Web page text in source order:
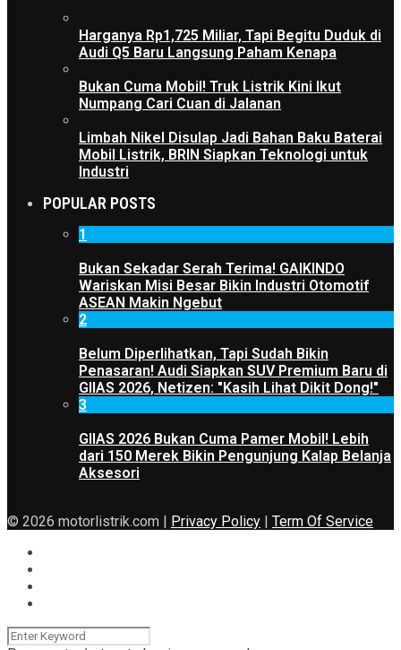
Harganya Rp1,725 Miliar, Tapi Begitu Duduk di
Audi Q5 Baru Langsung Paham Kenapa
Bukan Cuma Mobil! Truk Listrik Kini Ikut
Numpang Cari Cuan di Jalanan
Limbah Nikel Disulap Jadi Bahan Baku Baterai
Mobil Listrik, BRIN Siapkan Teknologi untuk
Industri
POPULAR POSTS
1
Bukan Sekadar Serah Terima! GAIKINDO
Wariskan Misi Besar Bikin Industri Otomotif
ASEAN Makin Ngebut
2
Belum Diperlihatkan, Tapi Sudah Bikin
Penasaran! Audi Siapkan SUV Premium Baru di
GIIAS 2026, Netizen: "Kasih Lihat Dikit Dong!"
3
GIIAS 2026 Bukan Cuma Pamer Mobil! Lebih
dari 150 Merek Bikin Pengunjung Kalap Belanja
Aksesori
© 2026 motorlistrik.com | Privacy Policy | Term Of Service